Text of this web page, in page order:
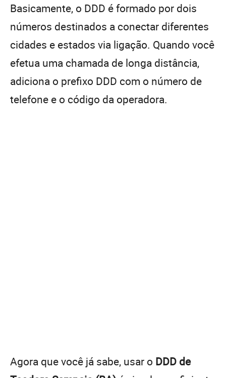
Basicamente, o DDD é formado por dois
números destinados a conectar diferentes
cidades e estados via ligação. Quando você
efetua uma chamada de longa distância,
adiciona o prefixo DDD com o número de
telefone e o código da operadora.
Agora que você já sabe, usar o DDD de